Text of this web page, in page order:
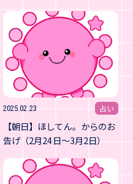
2025.02.23 占い
【朝日】ほしてん。からのお
告げ（2月24日～3月2日）